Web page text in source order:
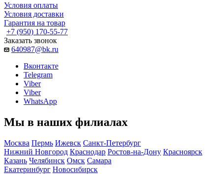
Условия оплаты
Условия доставки
Гарантия на товар
+7 (950) 170-55-77
Заказать звонок
640987@bk.ru
Вконтакте
Telegram
Viber
Viber
WhatsApp
Мы в наших филиалах
Москва Пермь Ижевск Санкт-Петербург
Нижний Новгород Краснодар Ростов-на-Дону Красноярск
Казань Челябинск Омск Самара
Екатеринбург Новосибирск